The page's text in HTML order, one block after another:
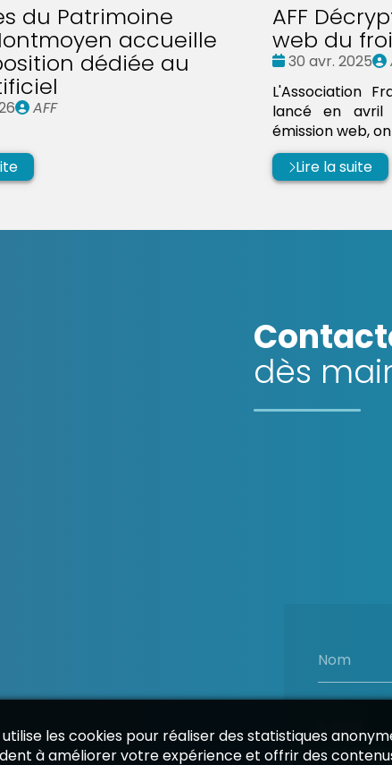
du Patrimoine
accueille
dédiée au
Publié
AFF
AFF
web du
Date
30 avr. 2025
L'Association
lancé en avril
émission web,
Lire la suite
dès
Nom
les cookies pour réaliser des statistiques
à améliorer votre expérience et offrir des